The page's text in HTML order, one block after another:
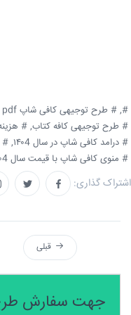
#, # طرح توجیهی کافی شاپ pdf رایگان,
# طرح توجیهی کافه کتاب, # هزینه
# درامد کافی شاپ در سال ۱۴۰4,
#
# منوی کافی شاپ با قیمت سال ۱۴۰4,
اشتراک گذاری:
قبلی
جهت سفارش